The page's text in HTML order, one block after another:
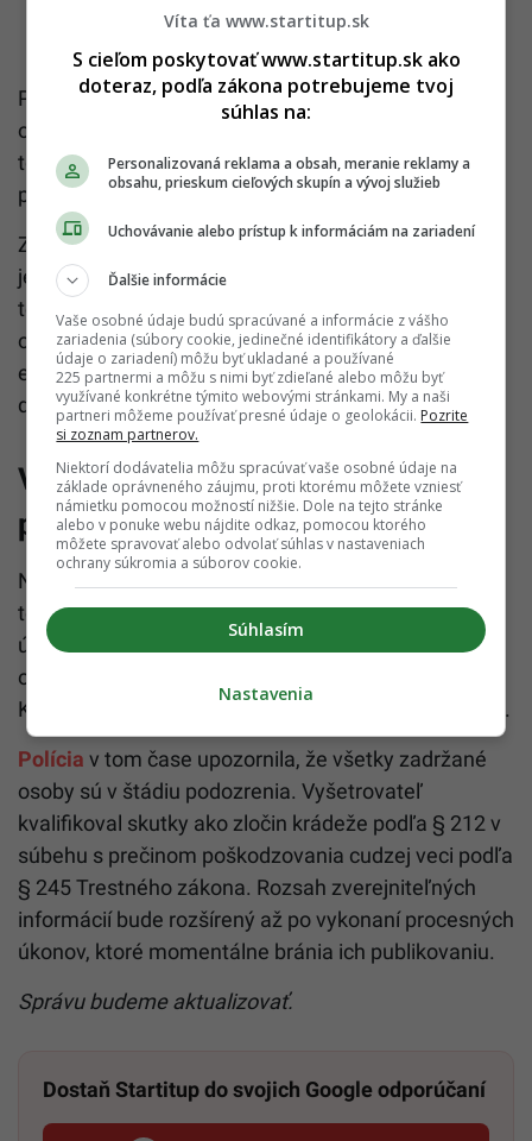
Polícia v rámci zásahu zadržala päť osôb – troch
občanov Lotyšska a dvoch občanov Poľska. Okrem
toho vykonala tri prehliadky priestorov, dve domové
prehliadky a päť prehliadok motorových vozidiel.
Zaistený bol aj rozsiahly materiál: štyri osobné autá,
jeden kamión na prepravu pohonných hmôt, ako aj
technické vybavenie využiteľné pri nelegálnom
odčerpávaní – vysokotlakové čerpadlá, hadice,
expanzné vaky, elektronické zariadenia a rôzne
dátové nosiče.
Vyšetrovanie pokračuje, platí
prezumpcia neviny
Na akcii sa podieľali desiatky policajtov vrátane
technikov, príslušníkov Pohotovostného policajného
útvaru Bratislava a ďalších špecializovaných
oddelení. Pri zásahu spolupracovali aj pracovníci
Kriminálneho úradu finančnej správy a colnej správy.
Polícia v tom čase upozornila, že všetky zadržané
osoby sú v štádiu podozrenia. Vyšetrovateľ
kvalifikoval skutky ako zločin krádeže podľa § 212 v
súbehu s prečinom poškodzovania cudzej veci podľa
§ 245 Trestného zákona. Rozsah zverejniteľných
informácií bude rozšírený až po vykonaní procesných
úkonov, ktoré momentálne bránia ich publikovaniu.
Správu budeme aktualizovať.
Dostaň Startitup do svojich Google odporúčaní
Víta ťa www.startitup.sk
S cieľom poskytovať www.startitup.sk ako
doteraz, podľa zákona potrebujeme tvoj
súhlas na:
Personalizovaná reklama a obsah, meranie reklamy a
obsahu, prieskum cieľových skupín a vývoj služieb
Uchovávanie alebo prístup k informáciám na zariadení
Ďalšie informácie
Vaše osobné údaje budú spracúvané a informácie z vášho
zariadenia (súbory cookie, jedinečné identifikátory a ďalšie
údaje o zariadení) môžu byť ukladané a používané
225 partnermi a môžu s nimi byť zdieľané alebo môžu byť
využívané konkrétne týmito webovými stránkami. My a naši
partneri môžeme používať presné údaje o geolokácii. Pozrite
si zoznam partnerov.
Niektorí dodávatelia môžu spracúvať vaše osobné údaje na
základe oprávneného záujmu, proti ktorému môžete vzniesť
námietku pomocou možností nižšie. Dole na tejto stránke
alebo v ponuke webu nájdite odkaz, pomocou ktorého
môžete spravovať alebo odvolať súhlas v nastaveniach
ochrany súkromia a súborov cookie.
Súhlasím
Nastavenia